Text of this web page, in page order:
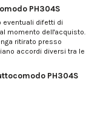
PH304S
eventuali difetti di
momento dell'acquisto.
ritirato presso
accordi diversi tra le
PH304S